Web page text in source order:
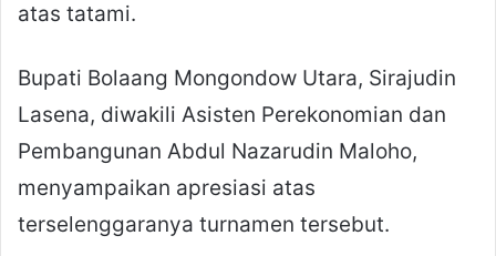
atas tatami.
Bupati Bolaang Mongondow Utara, Sirajudin
Lasena, diwakili Asisten Perekonomian dan
Pembangunan Abdul Nazarudin Maloho,
menyampaikan apresiasi atas
terselenggaranya turnamen tersebut.